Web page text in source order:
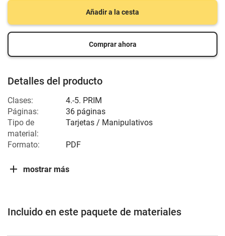
Añadir a la cesta
Comprar ahora
Detalles del producto
Clases:
4.-5. PRIM
Páginas:
36 páginas
Tipo de
material:
Tarjetas / Manipulativos
Formato: PDF
mostrar más
Incluido en este paquete de materiales